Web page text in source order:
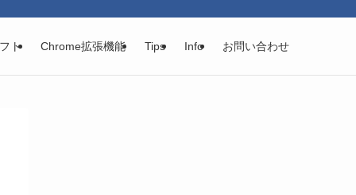
ト Chrome拡張機能 Tips Info お問い合わせ